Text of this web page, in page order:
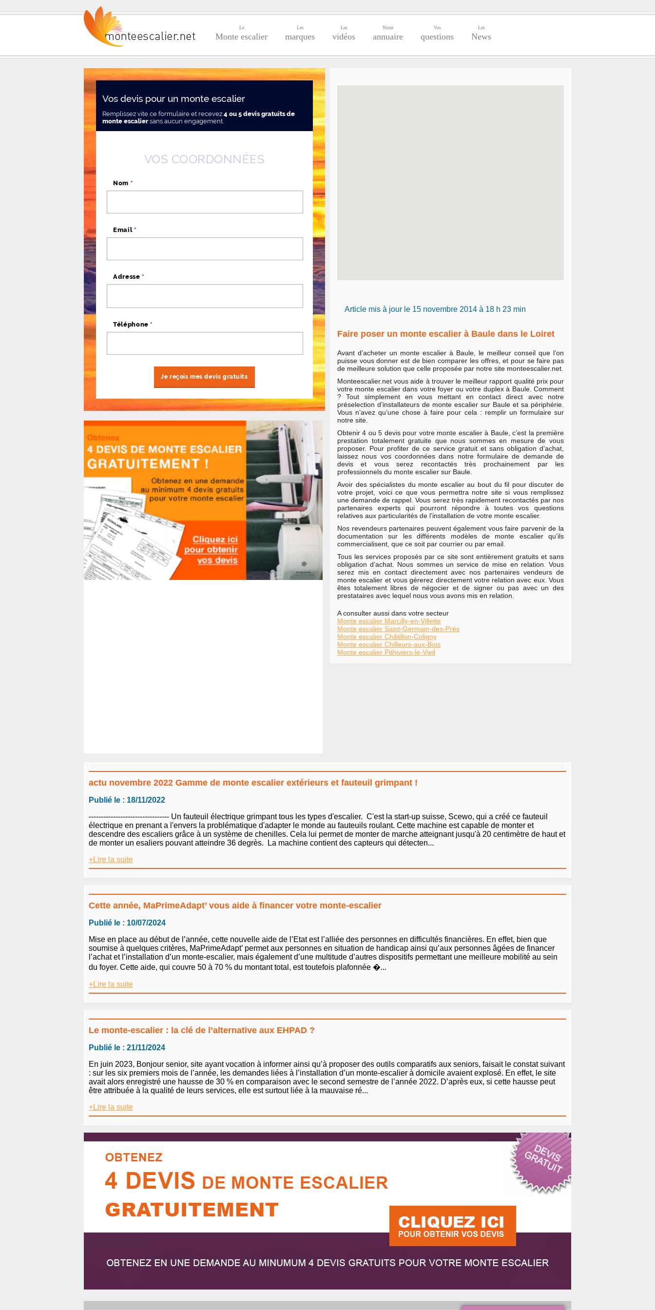
Le
Monte escalier
Les
marques
Les
vidéos
Notre
annuaire
Vos
questions
Les
News
Vos devis pour un monte escalier
Remplissez vite ce formulaire et recevez4 ou 5 devis gratuits de
monte escalier sans aucun engagement.
VOS COORDONNÉES
Nom *
Email *
Adresse*
Téléphone*
Article mis à jour le 15 novembre 2014 à 18 h 23 min
Faire poser un monte escalier à Baule dans le Loiret
Avant d’acheter un monte escalier à Baule, le meilleur conseil que l’on
puisse vous donner est de bien comparer les offres, et pour se faire pas
de meilleure solution que celle proposée par notre site monteescalier.net.
Monteescalier.net vous aide à trouver le meilleur rapport qualité prix pour
votre monte escalier dans votre foyer ou votre duplex à Baule. Comment
? Tout simplement en vous mettant en contact direct avec notre
préselection d’installateurs de monte escalier sur Baule et sa périphérie.
Vous n’avez qu’une chose à faire pour cela : remplir un formulaire sur
notre site.
Obtenir 4 ou 5 devis pour votre monte escalier à Baule, c’est la première
prestation totalement gratuite que nous sommes en mesure de vous
proposer. Pour profiter de ce service gratuit et sans obligation d’achat,
laissez nous vos coordonnées dans notre formulaire de demande de
devis et vous serez recontactés très prochainement par les
professionnels du monte escalier sur Baule.
Avoir des spécialistes du monte escalier au bout du fil pour discuter de
votre projet, voici ce que vous permettra notre site si vous remplissez
une demande de rappel. Vous serez très rapidement recontactés par nos
partenaires experts qui pourront répondre à toutes vos questions
relatives aux particularités de l’installation de votre monte escalier.
Nos revendeurs partenaires peuvent également vous faire parvenir de la
documentation sur les différents modèles de monte escalier qu’ils
commercialisent, que ce soit par courrier ou par email.
Tous les services proposés par ce site sont entièrement gratuits et sans
obligation d’achat. Nous sommes un service de mise en relation. Vous
serez mis en contact directement avec nos partenaires vendeurs de
monte escalier et vous gérerez directement votre relation avec eux. Vous
êtes totalement libres de négocier et de signer ou pas avec un des
prestataires avec lequel nous vous avons mis en relation.
A consulter aussi dans votre secteur
Monte escalier Marcilly-en-Villette
Monte escalier Saint-Germain-des-Prés
Monte escalier Châtillon-Coligny
Monte escalier Chilleurs-aux-Bois
Monte escalier Pithiviers-le-Vieil
actu novembre 2022 Gamme de monte escalier extérieurs et fauteuil grimpant !
Publié le : 18/11/2022
--------------------------------- Un fauteuil électrique grimpant tous les types d'escalier. C'est la start-up suisse, Scewo, qui a créé ce fauteuil
électrique en prenant a l'envers la problématique d'adapter le monde au fauteuils roulant. Cette machine est capable de monter et
descendre des escaliers grâce à un système de chenilles. Cela lui permet de monter de marche atteignant jusqu'à 20 centimètre de haut et
de monter un esaliers pouvant atteindre 36 degrès. La machine contient des capteurs qui détecten...
+Lire la suite
Cette année, MaPrimeAdapt’ vous aide à financer votre monte-escalier
Publié le : 10/07/2024
Mise en place au début de l’année, cette nouvelle aide de l’Etat est l’alliée des personnes en difficultés financières. En effet, bien que
soumise à quelques critères, MaPrimeAdapt’ permet aux personnes en situation de handicap ainsi qu’aux personnes âgées de financer
l’achat et l’installation d’un monte-escalier, mais également d’une multitude d’autres dispositifs permettant une meilleure mobilité au sein
du foyer. Cette aide, qui couvre 50 à 70 % du montant total, est toutefois plafonnée �...
+Lire la suite
Le monte-escalier : la clé de l’alternative aux EHPAD ?
Publié le : 21/11/2024
En juin 2023, Bonjour senior, site ayant vocation à informer ainsi qu’à proposer des outils comparatifs aux seniors, faisait le constat suivant
: sur les six premiers mois de l’année, les demandes liées à l’installation d’un monte-escalier à domicile avaient explosé. En effet, le site
avait alors enregistré une hausse de 30 % en comparaison avec le second semestre de l’année 2022. D’après eux, si cette hausse peut
être attribuée à la qualité de leurs services, elle est surtout liée à la mauvaise ré...
+Lire la suite